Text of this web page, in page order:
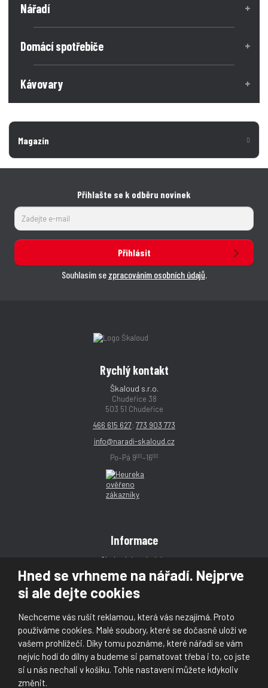
Hned se vrhneme na nářadí. Nejprve
si ale dejte cookies
Nechceme vás rušit reklamou, která vás nezajímá. Proto
používáme cookies. Malé soubory, které se dočasně uloží ve
vašem prohlížeči. Díky tomu poznáme, které nářadí se vám
nejvíc hodí do dílny a budeme si pamatovat třeba i to, co jste
si u nás nechali v košíku. Tohle nastavení můžete kdykoliv
změnit.
Nářadí
Domácí spotřebiče
Kávovary
Magazín
Přihlašte se k odběru novinek
Přihlásit
Souhlasím se zpracováním osobních údajů.
Rychlý kontakt
Škaloud s.r.o.
Chudeřice 38
503 51 Chudeřice
466 615 627; 773 903 773
info@naradi-skaloud.cz
Po–Pá 900–1600
Informace
Obchodní podmínky
Reklamace
Magazín
Kontakt